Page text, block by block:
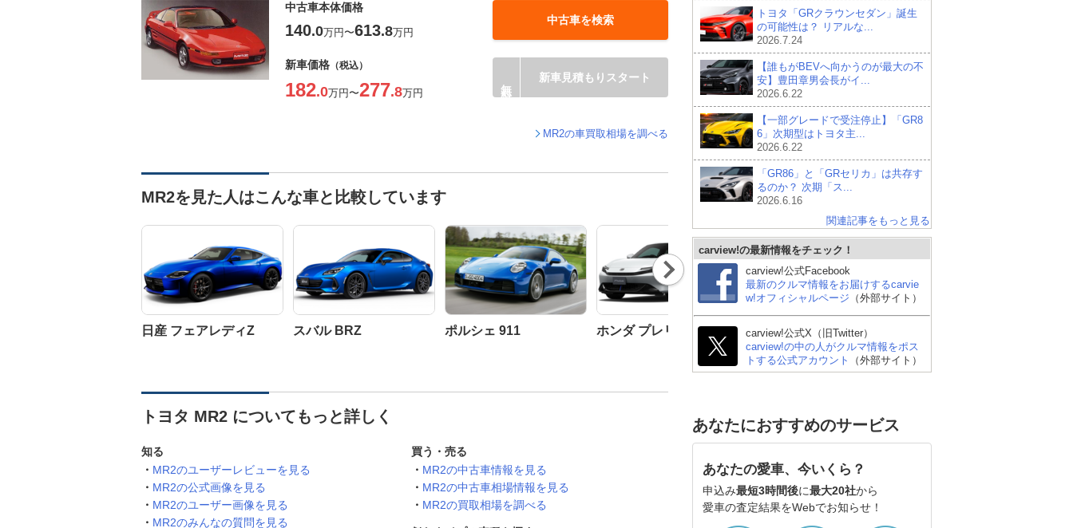
中古車本体価格
140.0万円〜613.8万円
中古車を検索
新車価格 （税込）
182.0万円〜277.8万円
新車見積もりスタート
MR2の車買取相場を調べる
MR2を見た人はこんな車と比較しています
日産 フェアレディZ スバル BRZ ポルシェ 911 ホンダ プレリュード
シボレー コルベット ク
ーペ
Nex
t
トヨタ MR2 についてもっと詳しく
知る
MR2のユーザーレビューを見る
MR2の公式画像を見る
MR2のユーザー画像を見る
MR2のみんなの質問を見る
買う・売る
MR2の中古車情報を見る
MR2の中古車相場情報を見る
MR2の買取相場を調べる
トヨタ「GRクラウンセダン」誕生
の可能性は？ リアルな...
2026.7.24
【誰もがBEVへ向かうのが最大の不
安】豊田章男会長がイ...
2026.6.22
【一部グレードで受注停止】「GR8
6」次期型はトヨタ主...
2026.6.22
「GR86」と「GRセリカ」は共存す
るのか？ 次期「ス...
2026.6.16
関連記事をもっと見る
carview!の最新情報をチェック！
carview!公式Facebook
最新のクルマ情報をお届けするcarvie
w!オフィシャルページ （外部サイト）
carview!公式X（旧Twitter）
carview!の中の人がクルマ情報をポス
トする公式アカウント
（外部サイト）
あなたにおすすめのサービス
あなたの愛車、今いくら？
申込み最短3時間後に最大20社から
愛車の査定結果をWebでお知らせ！